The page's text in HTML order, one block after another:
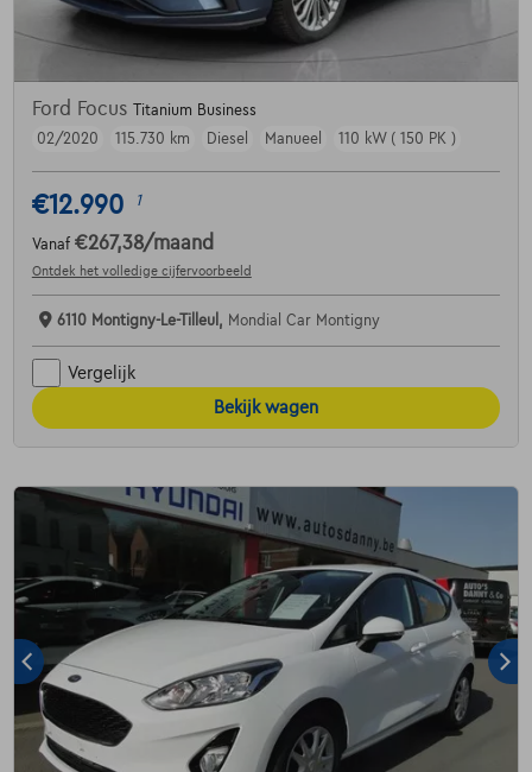
Ford Focus
Titanium Business
02/2020
115.730 km Diesel Manueel 110 kW ( 150 PK )
€12.990 1
Vanaf €267,38/maand
Ontdek het volledige cijfervoorbeeld
6110 Montigny-Le-Tilleul, Mondial Car Montigny
Vergelijk
Bekijk wagen